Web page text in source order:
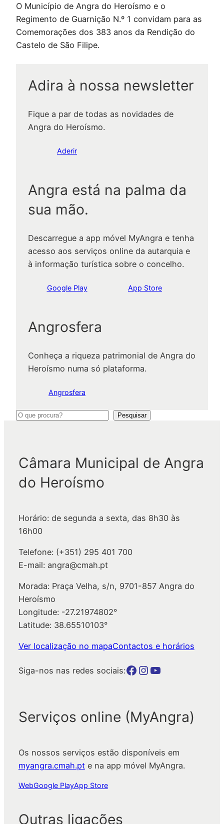
O Município de Angra do Heroísmo e o
Regimento de Guarnição N.º 1 convidam para as
Comemorações dos 383 anos da Rendição do
Castelo de São Filipe.
Adira à nossa newsletter
Fique a par de todas as novidades de
Angra do Heroísmo.
Aderir
Angra está na palma da
sua mão.
Descarregue a app móvel MyAngra e tenha
acesso aos serviços online da autarquia e
à informação turística sobre o concelho.
Google Play App Store
Angrosfera
Conheça a riqueza patrimonial de Angra do
Heroísmo numa só plataforma.
Angrosfera
P
u
Pesquisar
Câmara Municipal de Angra
do Heroísmo
Horário: de segunda a sexta, das 8h30 às
16h00
Telefone: (+351) 295 401 700
E-mail: angra@cmah.pt
Morada: Praça Velha, s/n, 9701-857 Angra do
Heroísmo
Longitude: -27.21974802°
Latitude: 38.65510103°
Ver localização no mapaContactos e horários
Siga-nos nas redes sociais:Botão para a página da autarquia no Facebook Botão para a página da autarquia no Instagram Botão para a página da autarquia no Youtube
Serviços online (MyAngra)
Os nossos serviços estão disponíveis em
myangra.cmah.pt e na app móvel MyAngra.
WebGoogle PlayApp Store
Outras ligações